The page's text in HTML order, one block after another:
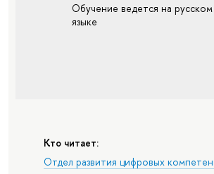
Обучение ведется на русском
языке
Кто читает:
Отдел развития цифровых